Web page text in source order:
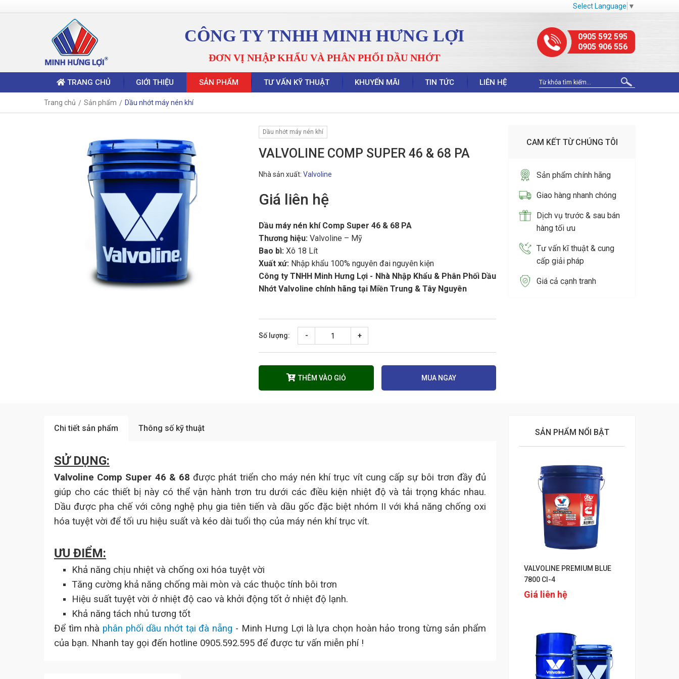
Select Language ▼
CÔNG TY TNHH MINH HƯNG LỢI
ĐƠN VỊ NHẬP KHẨU VÀ PHÂN PHỐI DẦU NHỚT
0905 592 595
0905 906 556
TRANG CHỦ GIỚI THIỆU SẢN PHẨM TƯ VẤN KỸ THUẬT KHUYẾN MÃI TIN TỨC LIÊN HỆ
Trang chủ Sản phẩm Dầu nhớt máy nén khí
Dầu nhớt máy nén khí
VALVOLINE COMP SUPER 46 & 68 PA
Nhà sản xuất: Valvoline
Giá liên hệ
Dầu máy nén khí Comp Super 46 & 68 PA
Thương hiệu: Valvoline – Mỹ
Bao bì: Xô 18 Lít
Xuất xứ: Nhập khẩu 100% nguyên đai nguyên kiện
Công ty TNHH Minh Hưng Lợi - Nhà Nhập Khẩu & Phân Phối Dầu
Nhớt Valvoline chính hãng tại Miền Trung & Tây Nguyên
Số lượng: - +
THÊM VÀO GIỎ MUA NGAY
CAM KẾT TỪ CHÚNG TÔI
Sản phẩm chính hãng
Giao hàng nhanh chóng
Dịch vụ trước & sau bán
hàng tối ưu
Tư vấn kĩ thuật & cung
cấp giải pháp
Giá cả cạnh tranh
Chi tiết sản phẩm Thông số kỹ thuật
SỬ DỤNG:
Valvoline Comp Super 46 & 68 được phát triển cho máy nén khí trục vít cung cấp sự bôi trơn đầy đủ
giúp cho các thiết bị này có thể vận hành trơn tru dưới các điều kiện nhiệt độ và tải trọng khác nhau.
Dầu được pha chế với công nghệ phụ gia tiên tiến và dầu gốc đặc biệt nhóm II với khả năng chống oxi
hóa tuyệt vời để tối ưu hiệu suất và kéo dài tuổi thọ của máy nén khí trục vít.
ƯU ĐIỂM:
Khả năng chịu nhiệt và chống oxi hóa tuyệt vời
Tăng cường khả năng chống mài mòn và các thuộc tính bôi trơn
Hiệu suất tuyệt vời ở nhiệt độ cao và khởi động tốt ở nhiệt độ lạnh.
Khả năng tách nhủ tương tốt
Để tìm nhà phân phối dầu nhớt tại đà nẵng - Minh Hưng Lợi là lựa chọn hoàn hảo trong từng sản phẩm
của bạn. Nhanh tay gọi đến hotline 0905.592.595 để được tư vấn miễn phí !
SẢN PHẨM NỔI BẬT
VALVOLINE PREMIUM BLUE
7800 CI-4
Giá liên hệ